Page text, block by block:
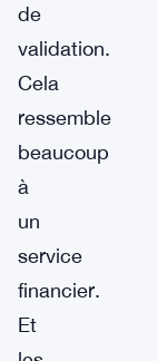
de
validation.
Cela
ressemble
beaucoup
à
un
service
financier.
Et